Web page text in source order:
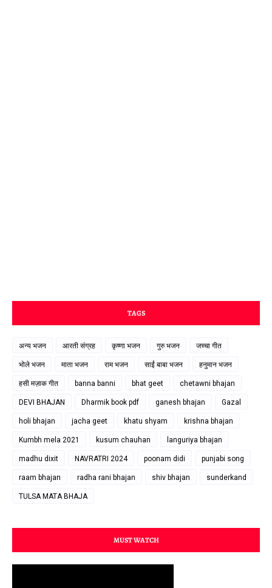
TAGS
अन्य भजन आरती संग्रह कृष्णा भजन गुरु भजन जच्चा गीत
भोले भजन माता भजन राम भजन साईं बाबा भजन हनुमान भजन
हसी मज़ाक गीत banna banni bhat geet chetawni bhajan
DEVI BHAJAN Dharmik book pdf ganesh bhajan Gazal
holi bhajan jacha geet khatu shyam krishna bhajan
Kumbh mela 2021 kusum chauhan languriya bhajan
madhu dixit NAVRATRI 2024 poonam didi punjabi song
raam bhajan radha rani bhajan shiv bhajan sunderkand
TULSA MATA BHAJA
MUST WATCH